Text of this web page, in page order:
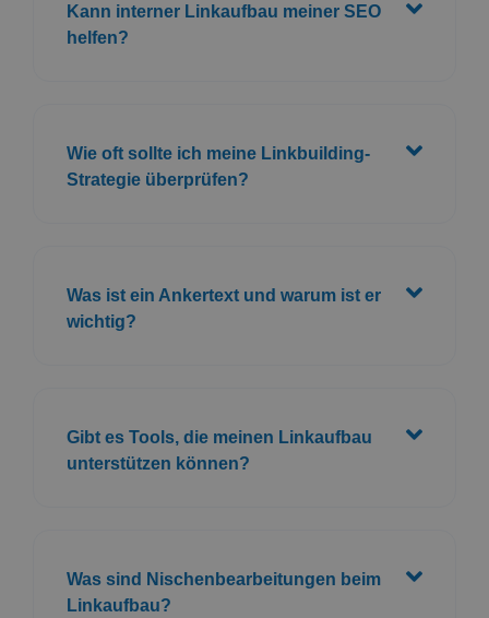
Kann interner Linkaufbau meiner SEO
helfen?
Wie oft sollte ich meine Linkbuilding-
Strategie überprüfen?
Was ist ein Ankertext und warum ist er
wichtig?
Gibt es Tools, die meinen Linkaufbau
unterstützen können?
Was sind Nischenbearbeitungen beim
Linkaufbau?